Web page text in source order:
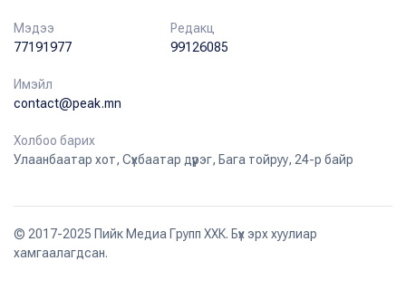
Мэдээ
77191977
Редакц
99126085
Имэйл
contact@peak.mn
Холбоо барих
Улаанбаатар хот, Сүхбаатар дүүрэг, Бага тойруу, 24-р байр
© 2017-2025 Пийк Медиа Групп ХХК. Бүх эрх хуулиар
хамгаалагдсан.